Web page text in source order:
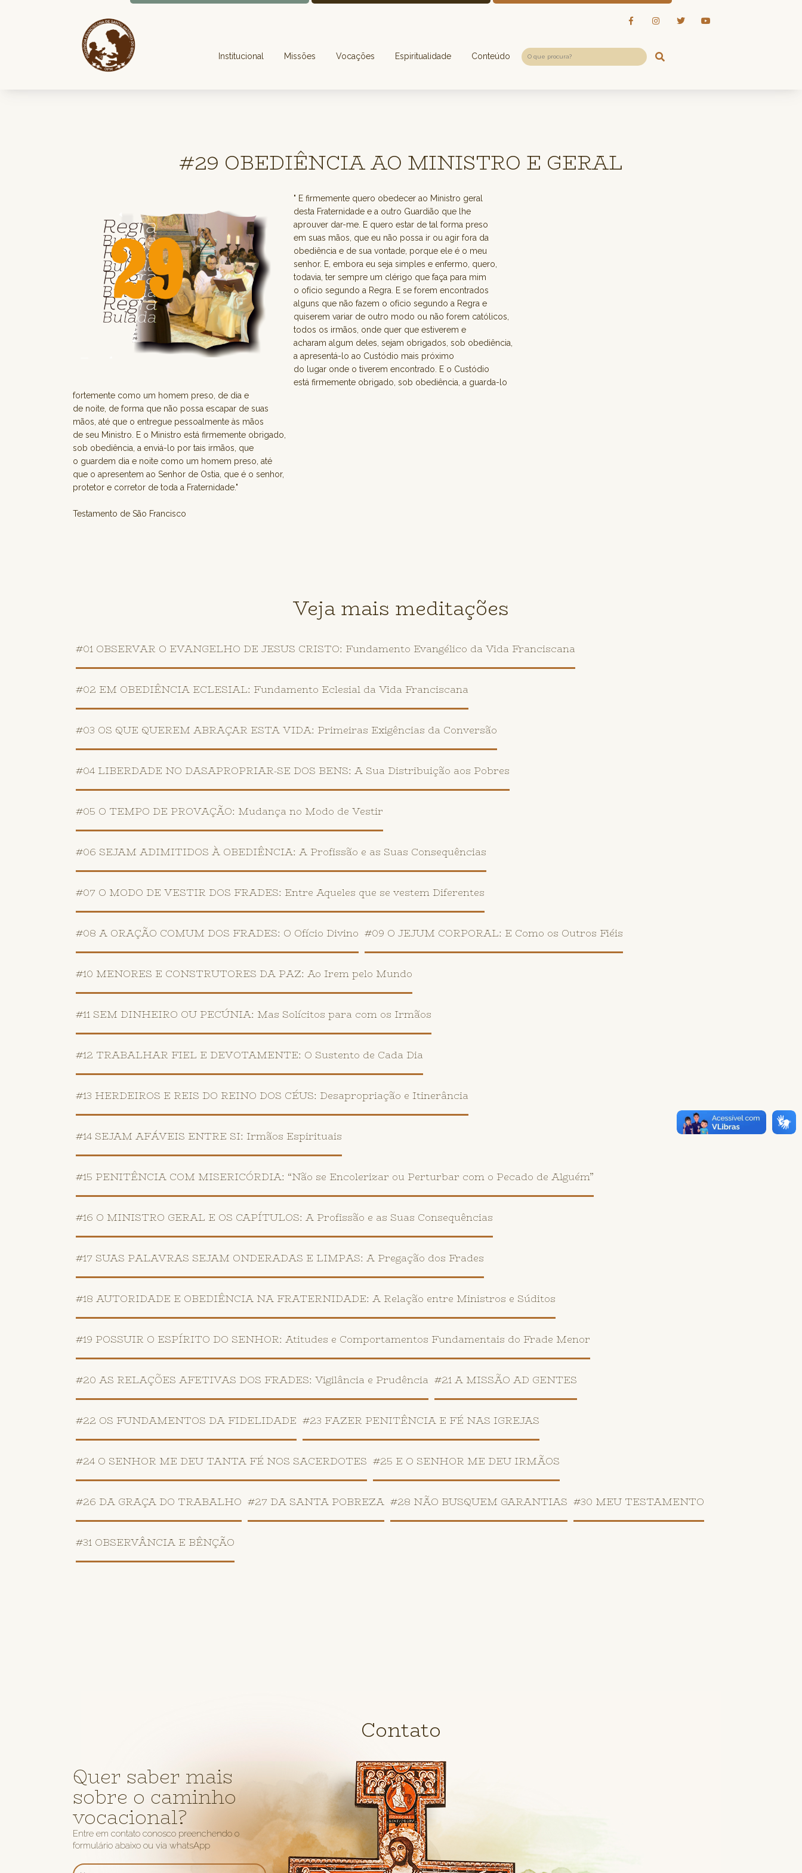
Institucional Missões Vocações Espiritualidade Conteúdo
#29 OBEDIÊNCIA AO MINISTRO E GERAL
" E firmemente quero obedecer ao Ministro geral
desta Fraternidade e a outro Guardião que lhe
aprouver dar-me. E quero estar de tal forma preso
em suas mãos, que eu não possa ir ou agir fora da
obediência e de sua vontade, porque ele é o meu
senhor. E, embora eu seja simples e enfermo, quero,
todavia, ter sempre um clérigo que faça para mim
o ofício segundo a Regra. E se forem encontrados
alguns que não fazem o ofício segundo a Regra e
quiserem variar de outro modo ou não forem católicos,
todos os irmãos, onde quer que estiverem e
acharam algum deles, sejam obrigados, sob obediência,
a apresentá-lo ao Custódio mais próximo
do lugar onde o tiverem encontrado. E o Custódio
está firmemente obrigado, sob obediência, a guarda-lo
fortemente como um homem preso, de dia e
de noite, de forma que não possa escapar de suas
mãos, até que o entregue pessoalmente às mãos
de seu Ministro. E o Ministro está firmemente obrigado,
sob obediência, a enviá-lo por tais irmãos, que
o guardem dia e noite como um homem preso, até
que o apresentem ao Senhor de Ostia, que é o senhor,
protetor e corretor de toda a Fraternidade."
Testamento de São Francisco
Veja mais meditações
#01 OBSERVAR O EVANGELHO DE JESUS CRISTO: Fundamento Evangélico da Vida Franciscana
#02 EM OBEDIÊNCIA ECLESIAL: Fundamento Eclesial da Vida Franciscana
#03 OS QUE QUEREM ABRAÇAR ESTA VIDA: Primeiras Exigências da Conversão
#04 LIBERDADE NO DASAPROPRIAR-SE DOS BENS: A Sua Distribuição aos Pobres
#05 O TEMPO DE PROVAÇÃO: Mudança no Modo de Vestir
#06 SEJAM ADIMITIDOS À OBEDIÊNCIA: A Profissão e as Suas Consequências
#07 O MODO DE VESTIR DOS FRADES: Entre Aqueles que se vestem Diferentes
#08 A ORAÇÃO COMUM DOS FRADES: O Ofício Divino #09 O JEJUM CORPORAL: E Como os Outros Fiéis
#10 MENORES E CONSTRUTORES DA PAZ: Ao Irem pelo Mundo
#11 SEM DINHEIRO OU PECÚNIA: Mas Solícitos para com os Irmãos
#12 TRABALHAR FIEL E DEVOTAMENTE: O Sustento de Cada Dia
#13 HERDEIROS E REIS DO REINO DOS CÉUS: Desapropriação e Itinerância
#14 SEJAM AFÁVEIS ENTRE SI: Irmãos Espirituais
#15 PENITÊNCIA COM MISERICÓRDIA: “Não se Encolerizar ou Perturbar com o Pecado de Alguém”
#16 O MINISTRO GERAL E OS CAPÍTULOS: A Profissão e as Suas Consequências
#17 SUAS PALAVRAS SEJAM ONDERADAS E LIMPAS: A Pregação dos Frades
#18 AUTORIDADE E OBEDIÊNCIA NA FRATERNIDADE: A Relação entre Ministros e Súditos
#19 POSSUIR O ESPÍRITO DO SENHOR: Atitudes e Comportamentos Fundamentais do Frade Menor
#20 AS RELAÇÕES AFETIVAS DOS FRADES: Vigilância e Prudência #21 A MISSÃO AD GENTES
#22 OS FUNDAMENTOS DA FIDELIDADE #23 FAZER PENITÊNCIA E FÉ NAS IGREJAS
#24 O SENHOR ME DEU TANTA FÉ NOS SACERDOTES #25 E O SENHOR ME DEU IRMÃOS
#26 DA GRAÇA DO TRABALHO #27 DA SANTA POBREZA #28 NÃO BUSQUEM GARANTIAS #30 MEU TESTAMENTO
#31 OBSERVÂNCIA E BÊNÇÃO
Contato
Quer saber mais
sobre o caminho
vocacional?
Entre em contato conosco preenchendo o
formulário abaixo ou via whatsApp